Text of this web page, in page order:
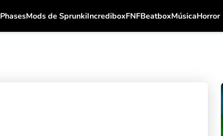
PhasesMods de SprunkiIncrediboxFNFBeatboxMúsicaHorror